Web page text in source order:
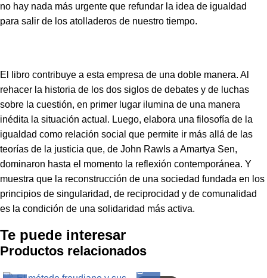
no hay nada más urgente que refundar la idea de igualdad
para salir de los atolladeros de nuestro tiempo.
El libro contribuye a esta empresa de una doble manera. Al
rehacer la historia de los dos siglos de debates y de luchas
sobre la cuestión, en primer lugar ilumina de una manera
inédita la situación actual. Luego, elabora una filosofía de la
igualdad como relación social que permite ir más allá de las
teorías de la justicia que, de John Rawls a Amartya Sen,
dominaron hasta el momento la reflexión contemporánea. Y
muestra que la reconstrucción de una sociedad fundada en los
principios de singularidad, de reciprocidad y de comunalidad
es la condición de una solidaridad más activa.
Te puede interesar
Productos relacionados